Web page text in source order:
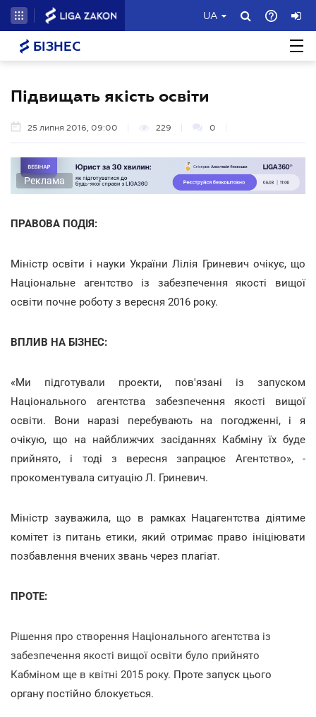
UA
БІЗНЕС
Підвищать якість освіти
25 липня 2016, 09:00 229 0
Реклама
ПРАВОВА ПОДІЯ:
Міністр освіти і науки України Лілія Гриневич очікує, що
Національне агентство із забезпечення якості вищої
освіти почне роботу з вересня 2016 року.
ВПЛИВ НА БІЗНЕС:
«Ми підготували проекти, пов'язані із запуском
Національного агентства забезпечення якості вищої
освіти. Вони наразі перебувають на погодженні, і я
очікую, що на найближчих засіданнях Кабміну їх буде
прийнято, і тоді з вересня запрацює Агентство», -
прокоментувала ситуацію Л. Гриневич.
Міністр зауважила, що в рамках Нацагентства діятиме
комітет із питань етики, який отримає право ініціювати
позбавлення вчених звань через плагіат.
ПРОТЕ:
Рішення про створення Національного агентства із
забезпечення якості вищої освіти було прийнято
Кабміном ще в квітні 2015 року. Проте запуск цього
органу постійно блокується.